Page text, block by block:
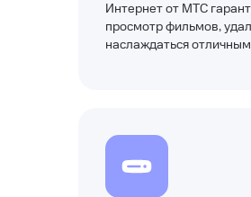
Интернет от МТС
просмотр фильмов,
наслаждаться